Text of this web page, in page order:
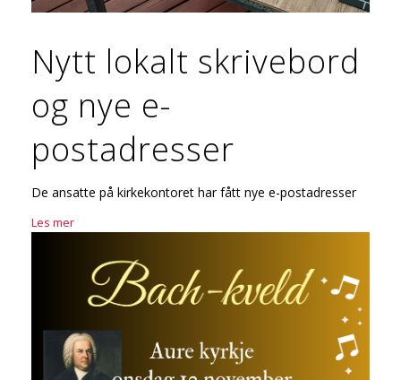
Nytt lokalt skrivebord
og nye e-
postadresser
De ansatte på kirkekontoret har fått nye e-postadresser
Les mer